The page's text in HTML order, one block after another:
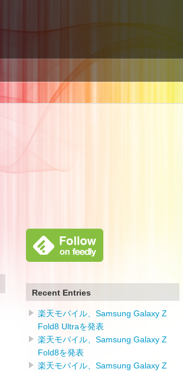
Recent Entries
楽天モバイル、Samsung Galaxy Z
Fold8 Ultraを発表
楽天モバイル、Samsung Galaxy Z
Fold8を発表
楽天モバイル、Samsung Galaxy Z